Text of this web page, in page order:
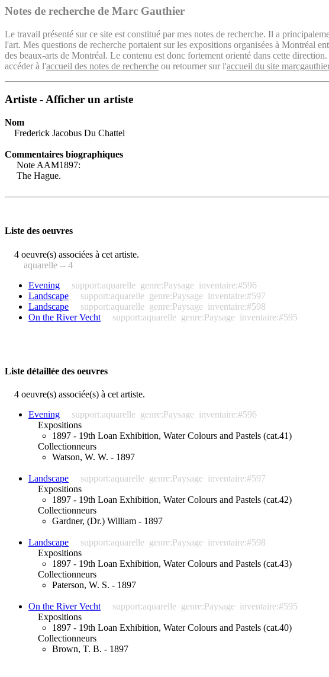
Notes de recherche de Marc Gauthier
Le travail présenté sur ce site est constitué par mes notes de recherche. Il a
l'art. Mes questions de recherche portaient sur les expositions organisées à Montréal
des beaux-arts de Montréal. Le contenu est donc fortement orienté dans cette
accéder à l'accueil des notes de recherche ou retourner sur l'accueil du site
Artiste - Afficher un artiste
Nom
Frederick Jacobus Du Chattel
Commentaires biographiques
Note AAM1897:
The Hague.
Liste des oeuvres
4 oeuvre(s) associées à cet artiste.
aquarelle -- 4
Evening
support:aquarelle genre:Paysage inventaire:#596
Landscape
support:aquarelle genre:Paysage inventaire:#597
Landscape
support:aquarelle genre:Paysage inventaire:#598
On the River Vecht
support:aquarelle genre:Paysage inventaire:#595
Liste détaillée des oeuvres
4 oeuvre(s) associée(s) à cet artiste.
Evening
support:aquarelle genre:Paysage inventaire:#596
Expositions
1897 - 19th Loan Exhibition, Water Colours and Pastels (cat.41)
Collectionneurs
Watson, W. W. - 1897
Landscape support:aquarelle genre:Paysage inventaire:#597
Expositions
1897 - 19th Loan Exhibition, Water Colours and Pastels (cat.42)
Collectionneurs
Gardner, (Dr.) William - 1897
Landscape support:aquarelle genre:Paysage inventaire:#598
Expositions
1897 - 19th Loan Exhibition, Water Colours and Pastels (cat.43)
Collectionneurs
Paterson, W. S. - 1897
On the River Vecht support:aquarelle genre:Paysage inventaire:#595
Expositions
1897 - 19th Loan Exhibition, Water Colours and Pastels (cat.40)
Collectionneurs
Brown, T. B. - 1897